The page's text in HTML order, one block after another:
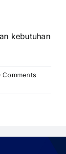
kebutuhan
Comments